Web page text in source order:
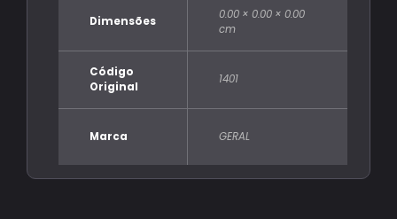
Dimensões
0.00 × 0.00 × 0.00
cm
Código
Original
1401
Marca GERAL